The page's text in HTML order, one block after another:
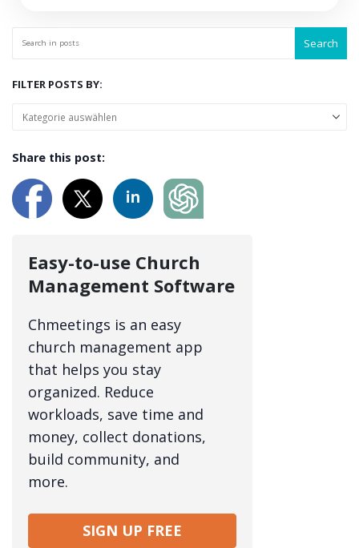
Search
FILTER POSTS BY:
Share this post:
Easy-to-use Church
Management Software
Chmeetings is an easy
church management app
that helps you stay
organized. Reduce
workloads, save time and
money, collect donations,
build community, and
more.
SIGN UP FREE